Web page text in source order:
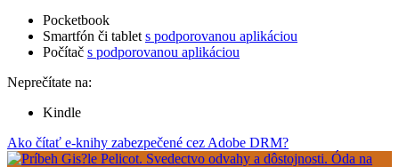
Pocketbook
Smartfón či tablet s podporovanou aplikáciou
Počítač s podporovanou aplikáciou
Neprečítate na:
Kindle
Ako čítať e-knihy zabezpečené cez Adobe DRM?